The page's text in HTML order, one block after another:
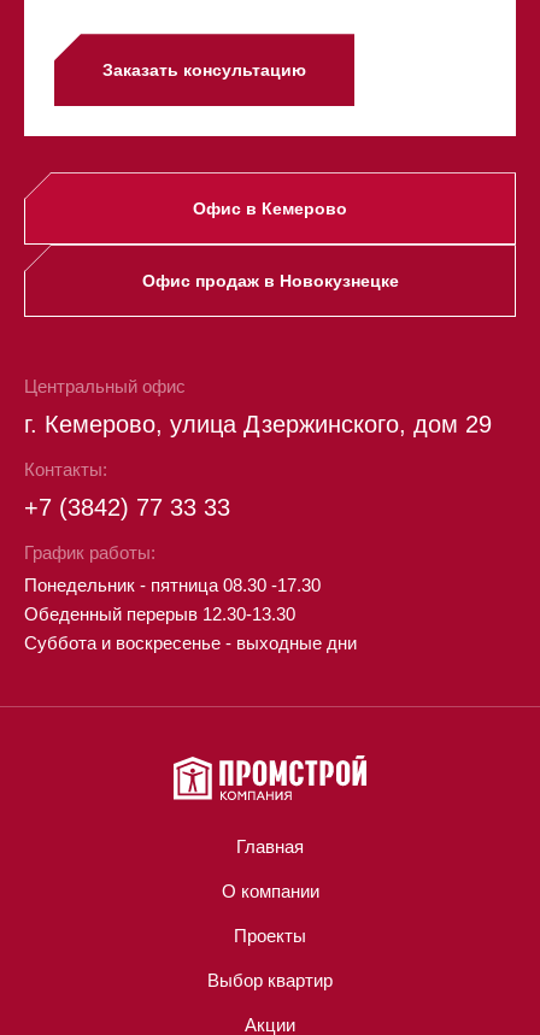
Заказать консультацию
Офис в Кемерово
Офис продаж в Новокузнецке
Центральный офис
г. Кемерово, улица Дзержинского, дом 29
Контакты:
+7 (3842) 77 33 33
График работы:
Понедельник - пятница 08.30 -17.30
Обеденный перерыв 12.30-13.30
Суббота и воскресенье - выходные дни
Главная
О компании
Проекты
Выбор квартир
Акции